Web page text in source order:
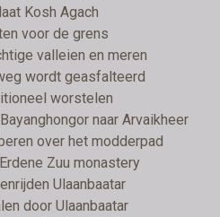
Kosh Agach
voor de grens
valleien en meren
wordt geasfalteerd
worstelen
naar Arvaikheer
over het modderpad
Zuu monastery
Ulaanbaatar
door Ulaanbaatar